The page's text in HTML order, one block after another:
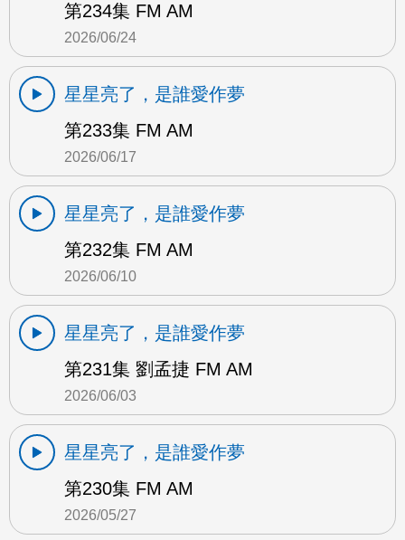
第234集 FM AM
2026/06/24
星星亮了，是誰愛作夢
第233集 FM AM
2026/06/17
星星亮了，是誰愛作夢
第232集 FM AM
2026/06/10
星星亮了，是誰愛作夢
第231集 劉孟捷 FM AM
2026/06/03
星星亮了，是誰愛作夢
第230集 FM AM
2026/05/27